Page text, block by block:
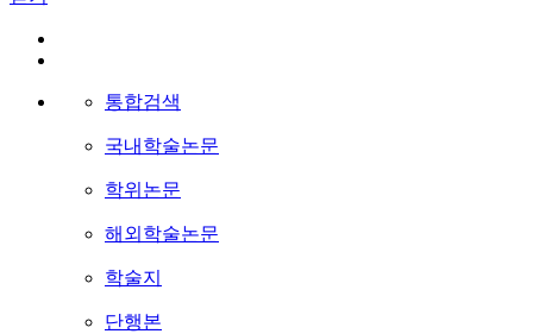
통합검색
국내학술논문
학위논문
해외학술논문
학술지
단행본